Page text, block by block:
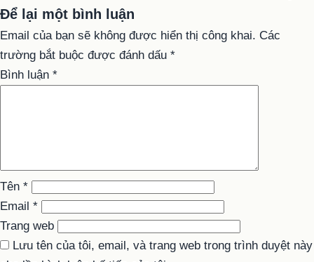
Để lại một bình luận
Email của bạn sẽ không được hiển thị công khai. Các
trường bắt buộc được đánh dấu *
Bình luận *
Tên *
Email *
Trang web
Lưu tên của tôi, email, và trang web trong trình duyệt này